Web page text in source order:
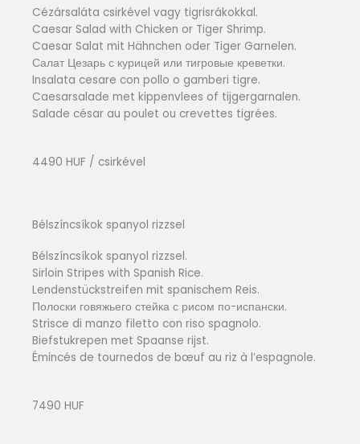
Cézársaláta csirkével vagy tigrisrákokkal.
Caesar Salad with Chicken or Tiger Shrimp.
Caesar Salat mit Hähnchen oder Tiger Garnelen.
Салат Цезарь с курицей или тигровые креветки.
Insalata cesare con pollo o gamberi tigre.
Caesarsalade met kippenvlees of tijgergarnalen.
Salade césar au poulet ou crevettes tigrées.
4490 HUF / csirkével
Bélszíncsíkok spanyol rizzsel
Bélszíncsíkok spanyol rizzsel.
Sirloin Stripes with Spanish Rice.
Lendenstückstreifen mit spanischem Reis.
Полоски говяжьего стейка с рисом по-испански.
Strisce di manzo filetto con riso spagnolo.
Biefstukrepen met Spaanse rijst.
Émincés de tournedos de bœuf au riz à l’espagnole.
7490 HUF